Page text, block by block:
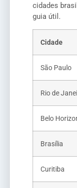
cidades
guia útil.
Cidade
São Paulo
Rio de
Belo
Brasília
Curitiba